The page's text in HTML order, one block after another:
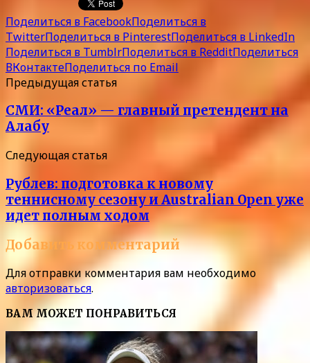
Поделиться в FacebookПоделиться в
TwitterПоделиться в PinterestПоделиться в LinkedIn
Поделиться в TumblrПоделиться в RedditПоделиться
ВКонтактеПоделиться по Email
Предыдущая статья
СМИ: «Реал» — главный претендент на
Алабу
Следующая статья
Рублев: подготовка к новому
теннисному сезону и Australian Open уже
идет полным ходом
Добавить комментарий
Для отправки комментария вам необходимо
авторизоваться.
ВАМ МОЖЕТ ПОНРАВИТЬСЯ